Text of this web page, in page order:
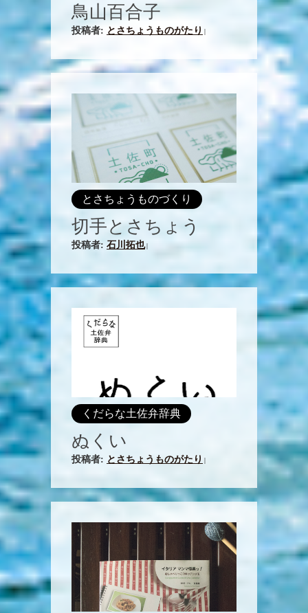
鳥山百合子
投稿者: とさちょうものがたり
とさちょうものづくり
切手とさちょう
投稿者: 石川拓也|
くだらな土佐弁辞典
ぬくい
投稿者: とさちょうものがたり